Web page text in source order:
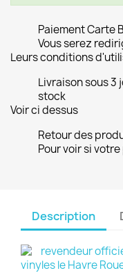
Paiement Carte
Vous serez
Leurs conditions
Livraison sous 3
stock
Voir ci dessus
Retour des
Pour voir si
Description